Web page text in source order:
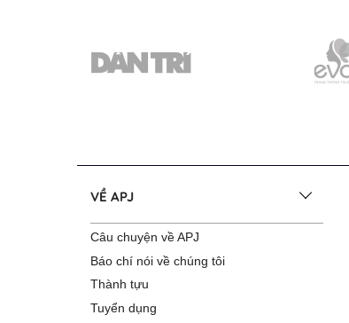
VỀ APJ
Câu chuyện về APJ
Báo chí nói về chúng tôi
Thành tựu
Tuyển dụng